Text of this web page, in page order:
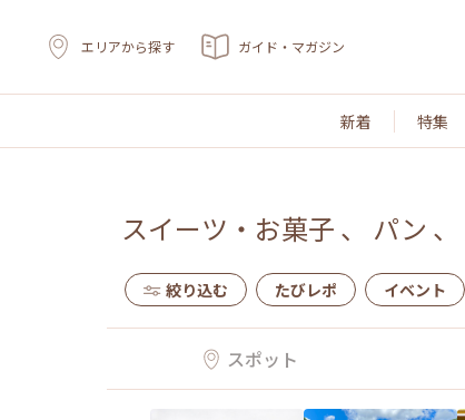
エリアから探す ガイド・マガジン
新着 特集
スイーツ・お菓子 、 パン 、
絞り込む たびレポ イベント
スポット